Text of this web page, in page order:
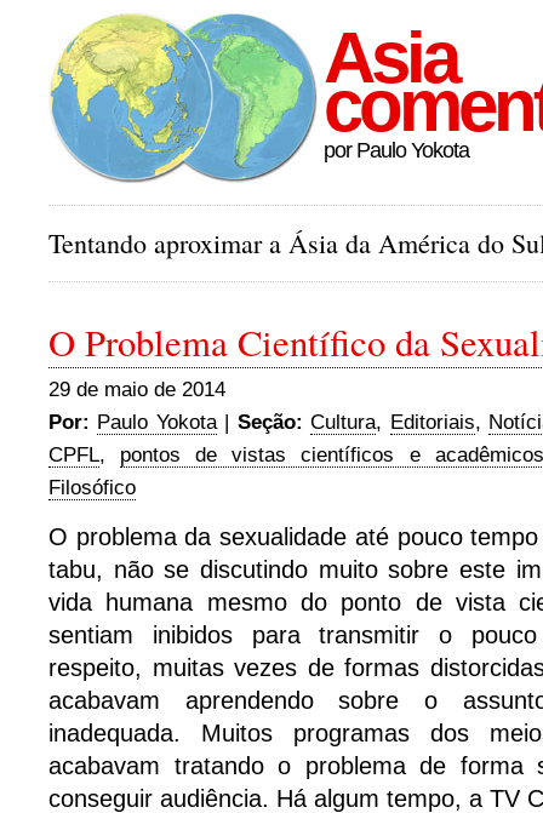
Asia
por Paulo Yokota
Tentando aproximar a Ásia da América do
O Problema Científico da
29 de maio de 2014
Por: Paulo Yokota| Seção: Cultura, Editoriais,
CPFL, pontos de vistas científicos e acadêmicos
Filosófico
O problema da sexualidade até pouco
tabu, não se discutindo muito sobre este
vida humana mesmo do ponto de vista
sentiam inibidos para transmitir o
respeito, muitas vezes de formas
acabavam aprendendo sobre o
inadequada. Muitos programas dos
acabavam tratando o problema de forma
conseguir audiência. Há algum tempo, a TV